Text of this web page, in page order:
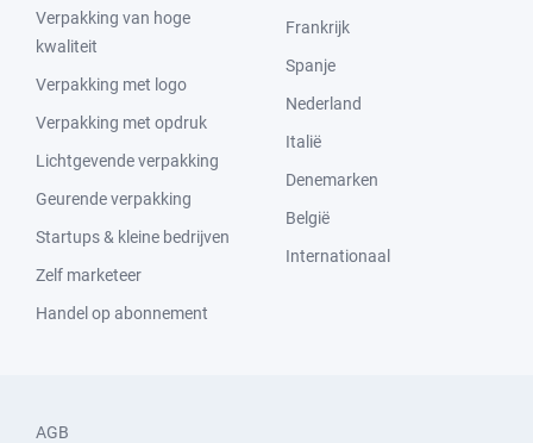
Verpakking van hoge
kwaliteit
Verpakking met logo
Verpakking met opdruk
Lichtgevende verpakking
Geurende verpakking
Startups & kleine bedrijven
Zelf marketeer
Handel op abonnement
Frankrijk
Spanje
Nederland
Italië
Denemarken
België
Internationaal
AGB